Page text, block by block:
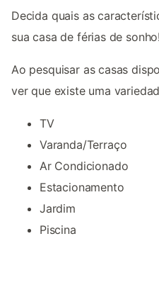
Decida quais as
sua casa de férias de sonho!
Ao pesquisar as casas
ver que existe uma
TV
Varanda/Terraço
Ar Condicionado
Estacionamento
Jardim
Piscina